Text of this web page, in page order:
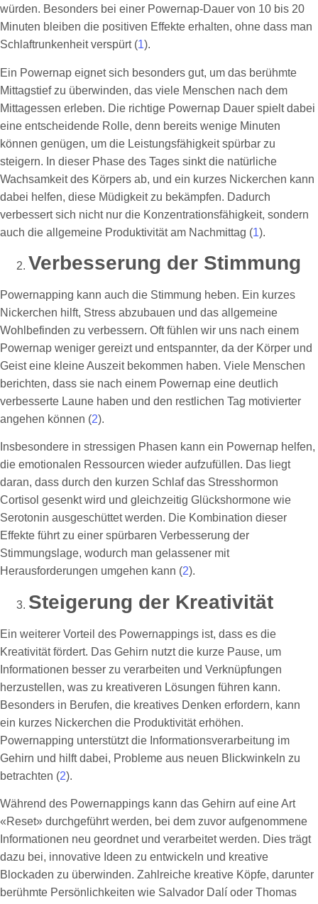
würden. Besonders bei einer Powernap-Dauer von 10 bis 20
Minuten bleiben die positiven Effekte erhalten, ohne dass man
Schlaftrunkenheit verspürt (1).
Ein Powernap eignet sich besonders gut, um das berühmte
Mittagstief zu überwinden, das viele Menschen nach dem
Mittagessen erleben. Die richtige Powernap Dauer spielt dabei
eine entscheidende Rolle, denn bereits wenige Minuten
können genügen, um die Leistungsfähigkeit spürbar zu
steigern. In dieser Phase des Tages sinkt die natürliche
Wachsamkeit des Körpers ab, und ein kurzes Nickerchen kann
dabei helfen, diese Müdigkeit zu bekämpfen. Dadurch
verbessert sich nicht nur die Konzentrationsfähigkeit, sondern
auch die allgemeine Produktivität am Nachmittag (1).
Verbesserung der Stimmung
Powernapping kann auch die Stimmung heben. Ein kurzes
Nickerchen hilft, Stress abzubauen und das allgemeine
Wohlbefinden zu verbessern. Oft fühlen wir uns nach einem
Powernap weniger gereizt und entspannter, da der Körper und
Geist eine kleine Auszeit bekommen haben. Viele Menschen
berichten, dass sie nach einem Powernap eine deutlich
verbesserte Laune haben und den restlichen Tag motivierter
angehen können (2).
Insbesondere in stressigen Phasen kann ein Powernap helfen,
die emotionalen Ressourcen wieder aufzufüllen. Das liegt
daran, dass durch den kurzen Schlaf das Stresshormon
Cortisol gesenkt wird und gleichzeitig Glückshormone wie
Serotonin ausgeschüttet werden. Die Kombination dieser
Effekte führt zu einer spürbaren Verbesserung der
Stimmungslage, wodurch man gelassener mit
Herausforderungen umgehen kann (2).
Steigerung der Kreativität
Ein weiterer Vorteil des Powernappings ist, dass es die
Kreativität fördert. Das Gehirn nutzt die kurze Pause, um
Informationen besser zu verarbeiten und Verknüpfungen
herzustellen, was zu kreativeren Lösungen führen kann.
Besonders in Berufen, die kreatives Denken erfordern, kann
ein kurzes Nickerchen die Produktivität erhöhen.
Powernapping unterstützt die Informationsverarbeitung im
Gehirn und hilft dabei, Probleme aus neuen Blickwinkeln zu
betrachten (2).
Während des Powernappings kann das Gehirn auf eine Art
«Reset» durchgeführt werden, bei dem zuvor aufgenommene
Informationen neu geordnet und verarbeitet werden. Dies trägt
dazu bei, innovative Ideen zu entwickeln und kreative
Blockaden zu überwinden. Zahlreiche kreative Köpfe, darunter
berühmte Persönlichkeiten wie Salvador Dalí oder Thomas